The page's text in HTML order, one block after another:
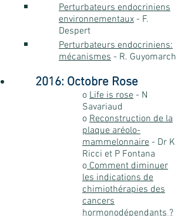
Perturbateurs endocriniens
environnementaux - F.
Despert
Perturbateurs endocriniens:
mécanismes - R. Guyomarch
2016: Octobre Rose
o Life is rose - N
Savariaud
o Reconstruction de la
plaque aréolo-
mammelonnaire - Dr K
Ricci et P Fontana
o Comment diminuer
les indications de
chimiothérapies des
cancers
hormonodépendants ?